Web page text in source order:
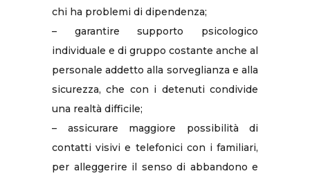
chi ha problemi di dipendenza;
– garantire supporto psicologico
individuale e di gruppo costante anche al
personale addetto alla sorveglianza e alla
sicurezza, che con i detenuti condivide
una realtà difficile;
– assicurare maggiore possibilità di
contatti visivi e telefonici con i familiari,
per alleggerire il senso di abbandono e